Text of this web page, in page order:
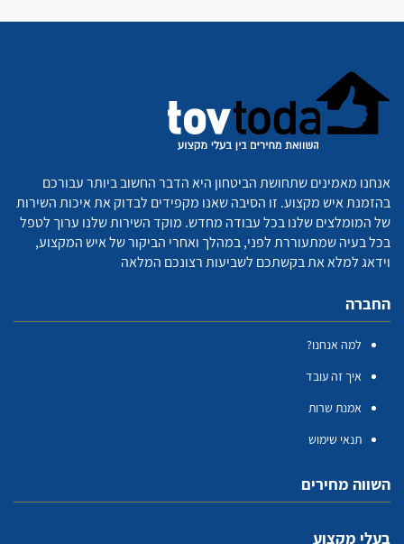
אנחנו מאמינים שתחושת הביטחון היא הדבר החשוב ביותר עבורכם
בהזמנת איש מקצוע. זו הסיבה שאנו מקפידים לבדוק את איכות השירות
של המומלצים שלנו בכל עבודה מחדש. מוקד השירות שלנו ערוך לטפל
בכל בעיה שמתעוררת לפני, במהלך ואחרי הביקור של איש המקצוע,
וידאג למלא את בקשתכם לשביעות רצונכם המלאה
החברה
למה אנחנו?
איך זה עובד
אמנת שרות
תנאי שימוש
השווה מחירים
בעלי מקצוע